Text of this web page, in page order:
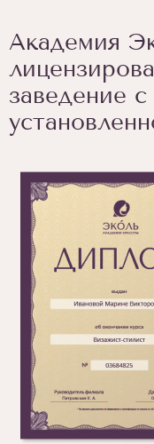
Академия
заведение